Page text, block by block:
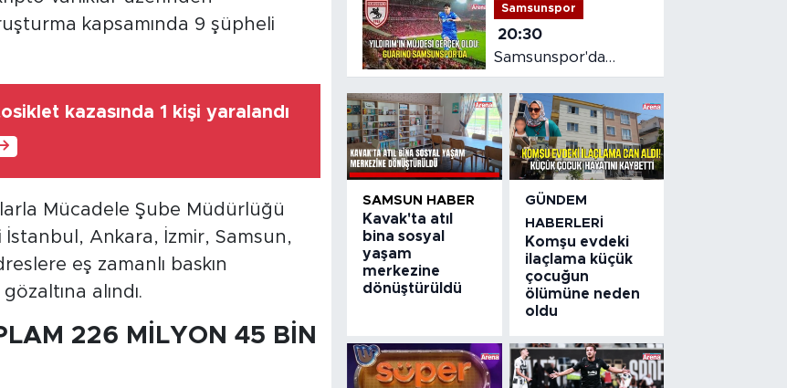
kapsamında 9 şüpheli
kazasında 1 kişi yaralandı
Mücadele Şube Müdürlüğü
İstanbul, Ankara, İzmir, Samsun,
eş zamanlı baskın
alındı.
226 MİLYON 45 BİN
Samsunspor
20:30
Samsunspor'da
Gabriele dönemi
başladı
SAMSUN HABER
Kavak'ta atıl
bina sosyal
yaşam
merkezine
dönüştürüldü
GÜNDEM
HABERLERI
Komşu evdeki
ilaçlama küçük
çocuğun
ölümüne neden
oldu